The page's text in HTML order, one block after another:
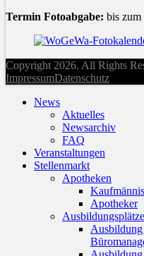
Termin Fotoabgabe: bis zum
Copyright 2026. All Rights
ImpressumDatenschutz
News
Aktuelles
Newsarchiv
FAQ
Veranstaltungen
Stellenmarkt
Apotheken
Apotheker
Ausbildungsplätze